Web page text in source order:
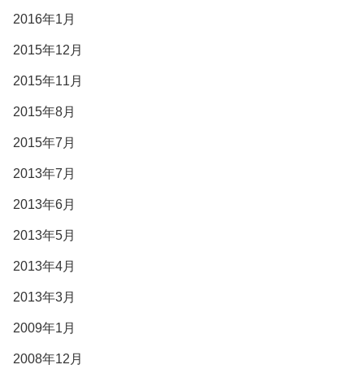
2016年1月
2015年12月
2015年11月
2015年8月
2015年7月
2013年7月
2013年6月
2013年5月
2013年4月
2013年3月
2009年1月
2008年12月